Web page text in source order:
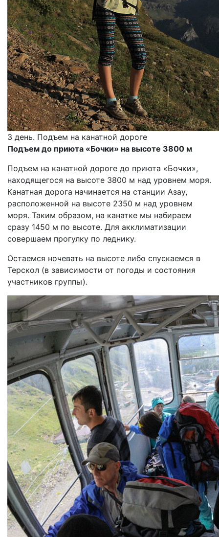
3 день. Подъем на канатной дороге
Подъем до приюта «Бочки» на высоте 3800 м
Подъем на канатной дороге до приюта «Бочки»,
находящегося на высоте 3800 м над уровнем моря.
Канатная дорога начинается на станции Азау,
расположенной на высоте 2350 м над уровнем
моря. Таким образом, на канатке мы набираем
сразу 1450 м по высоте. Для акклиматизации
совершаем прогулку по леднику.
Остаемся ночевать на высоте либо спускаемся в
Терскол (в зависимости от погоды и состояния
участников группы).